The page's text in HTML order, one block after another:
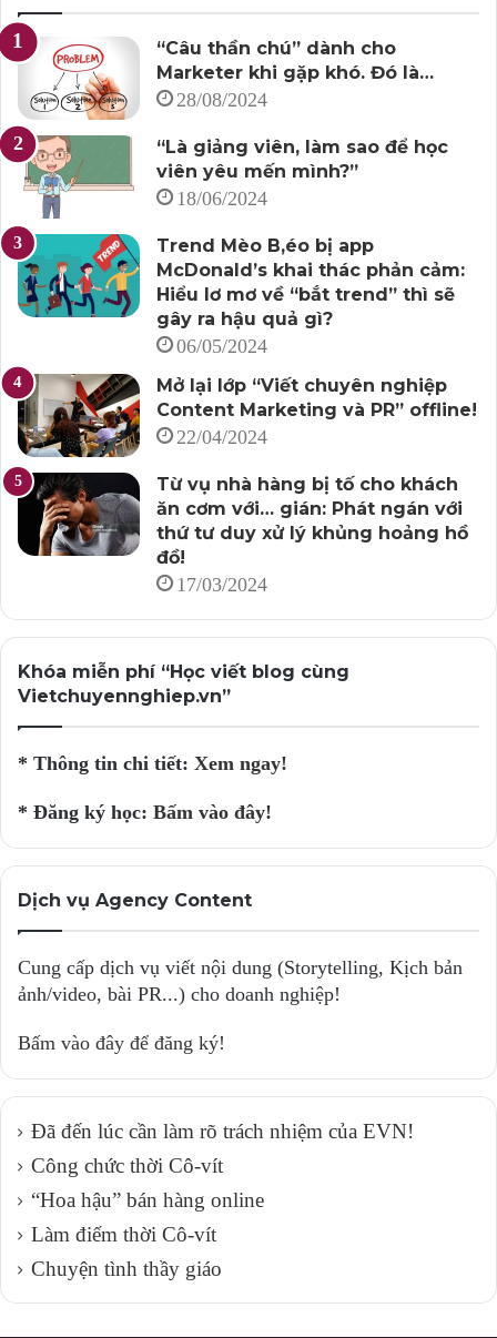
dị dị? Kiểu ngôn ngữ, phong cách giao tiếp nào là phù
hợp? Thứ gì mà họ không muốn nghe?…
6. Giữ tính định kỳ, liên tục
Điều quan trọng để đảm bảo chiến lược nội dung của
doanh nghiệp đạt hiệu quả là phải luôn đảm bảo tính
định kỳ, liên tục.
Nếu bạn đăng bài kiểu một tháng một bài trên Facebook
thì rõ ràng trang Facebook đó không thể nào phát triển
Hãy tạo ra một bản kế hoạch/lên lịch đăng bài và ghim
nó để tuân thủ.
7. Phân tích các kết quả
Phải luôn theo dõi các kết quả mà nội dung tạo ra, theo
giai đoạn tuần – tháng – quý.
Những thông số kết quả bao gồm: Lượng xem và tỉ lệ
bấm (link); Đọc bình luận của độc giả và phản hồi; Theo
dõi các thống kê thương mại điện tử (chỉ số online) gắn
với các mốc phát hành nội dung.
Việc theo dõi dữ liệu sẽ giúp phân tích kết quả của hoạt
quả, cái gì không.
8. Xem xét, chỉnh sửa chiến lược nội dung cho phù
hợp
Hãy ngồi họp với team Content Marekting ít nhất một
lần/năm, hoặc là một lần/quý, để xem xét, đánh giá toàn
dẫn tới quyết định điều chỉnh, cải thiện phù hợp.
9. Thử điều mới mẻ
Mặc dù việc lên chiến lược nội dung đã trải qua quá
trình nghiên cứu trước, song nếu công ty cho phép “cởi
mở” một chút về thời gian và ngân sách triển khai giải
pháp Content Marketing, thì nên thử nghiệm một số thứ
“Câu thần chú” dành cho
Marketer khi gặp khó. Đó là…
28/08/2024
“Là giảng viên, làm sao để học
viên yêu mến mình?”
18/06/2024
Trend Mèo B,éo bị app
McDonald’s khai thác phản cảm:
Hiểu lơ mơ về “bắt trend” thì sẽ
gây ra hậu quả gì?
06/05/2024
Mở lại lớp “Viết chuyên nghiệp
Content Marketing và PR” offline!
22/04/2024
Từ vụ nhà hàng bị tố cho khách
ăn cơm với… gián: Phát ngán với
thứ tư duy xử lý khủng hoảng hồ
đồ!
17/03/2024
Khóa miễn phí “Học viết blog cùng
Vietchuyennghiep.vn”
* Thông tin chi tiết: Xem ngay!
* Đăng ký học: Bấm vào đây!
Dịch vụ Agency Content
Cung cấp dịch vụ viết nội dung (Storytelling, Kịch bản
ảnh/video, bài PR...) cho doanh nghiệp!
Bấm vào đây để đăng ký!
Đã đến lúc cần làm rõ trách nhiệm của EVN!
Công chức thời Cô-vít
“Hoa hậu” bán hàng online
Làm điếm thời Cô-vít
Chuyện tình thầy giáo